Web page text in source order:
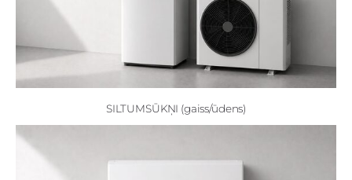
SILTUMSŪKŅI (gaiss/ūdens)